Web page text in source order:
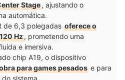
Stage, ajustando o
automática.
de 6,3 polegadas oferece o
Hz, prometendo uma
e imersiva.
chip A19, o dispositivo
para games pesados e para